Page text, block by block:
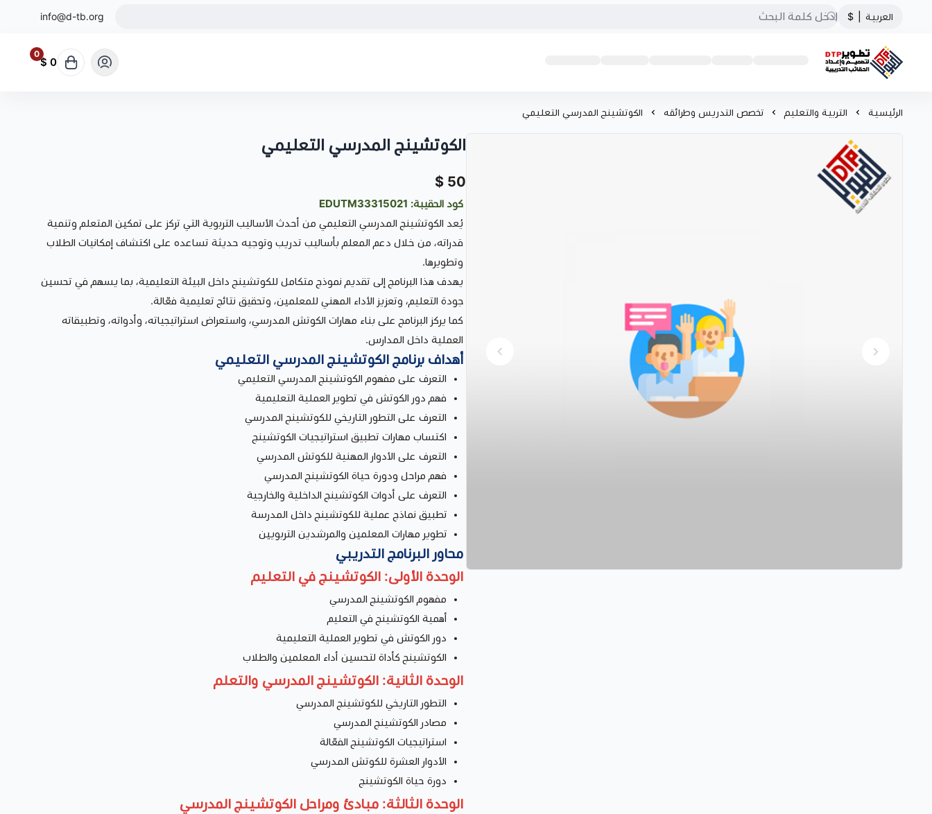
العربية $
info@d-tb.org
تطوير الحقائب التدريبية
0
0 $
الرئيسية التربية والتعليم تخصص التدريس وطرائقه الكوتشينج المدرسي التعليمي
الكوتشينج المدرسي التعليمي
50 $
كود الحقيبة: EDUTM33315021
يُعد الكوتشينج المدرسي التعليمي من أحدث الأساليب التربوية التي تركز على تمكين المتعلم وتنمية
قدراته، من خلال دعم المعلم بأساليب تدريب وتوجيه حديثة تساعده على اكتشاف إمكانيات الطلاب
وتطويرها.
يهدف هذا البرنامج إلى تقديم نموذج متكامل للكوتشينج داخل البيئة التعليمية، بما يسهم في تحسين
جودة التعليم، وتعزيز الأداء المهني للمعلمين، وتحقيق نتائج تعليمية فعّالة.
كما يركز البرنامج على بناء مهارات الكوتش المدرسي، واستعراض استراتيجياته، وأدواته، وتطبيقاته
العملية داخل المدارس.
أهداف برنامج الكوتشينج المدرسي التعليمي
التعرف على مفهوم الكوتشينج المدرسي التعليمي
فهم دور الكوتش في تطوير العملية التعليمية
التعرف على التطور التاريخي للكوتشينج المدرسي
اكتساب مهارات تطبيق استراتيجيات الكوتشينج
التعرف على الأدوار المهنية للكوتش المدرسي
فهم مراحل ودورة حياة الكوتشينج المدرسي
التعرف على أدوات الكوتشينج الداخلية والخارجية
تطبيق نماذج عملية للكوتشينج داخل المدرسة
تطوير مهارات المعلمين والمرشدين التربويين
محاور البرنامج التدريبي
الوحدة الأولى: الكوتشينج في التعليم
مفهوم الكوتشينج المدرسي
أهمية الكوتشينج في التعليم
دور الكوتش في تطوير العملية التعليمية
الكوتشينج كأداة لتحسين أداء المعلمين والطلاب
الوحدة الثانية: الكوتشينج المدرسي والتعلم
التطور التاريخي للكوتشينج المدرسي
مصادر الكوتشينج المدرسي
استراتيجيات الكوتشينج الفعّالة
الأدوار العشرة للكوتش المدرسي
دورة حياة الكوتشينج
الوحدة الثالثة: مبادئ ومراحل الكوتشينج المدرسي